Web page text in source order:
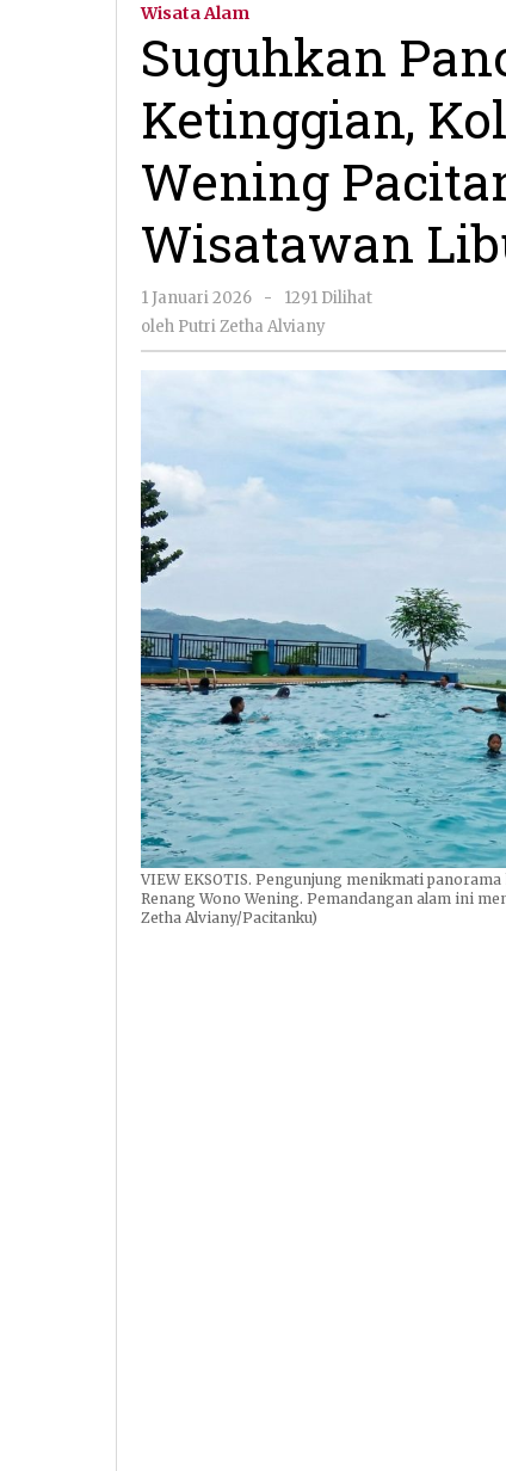
Wisata Alam
Suguhkan
Ketinggian,
Wening
Wisatawan
1 Januari 2026
oleh
Putri
-
1291 Dilihat
oleh Putri Zetha Alviany
VIEW EKSOTIS. Pengunjung menikmati
Renang Wono Wening. Pemandangan alam ini
Zetha Alviany/Pacitanku)